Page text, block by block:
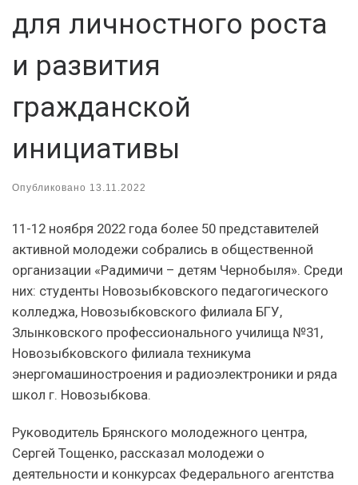
для личностного роста
и развития
гражданской
инициативы
Опубликовано 13.11.2022
11-12 ноября 2022 года более 50 представителей
активной молодежи собрались в общественной
организации «Радимичи – детям Чернобыля». Среди
них: студенты Новозыбковского педагогического
колледжа, Новозыбковского филиала БГУ,
Злынковского профессионального училища №31,
Новозыбковского филиала техникума
энергомашиностроения и радиоэлектроники и ряда
школ г. Новозыбкова.
Руководитель Брянского молодежного центра,
Сергей Тощенко, рассказал молодежи о
деятельности и конкурсах Федерального агентства